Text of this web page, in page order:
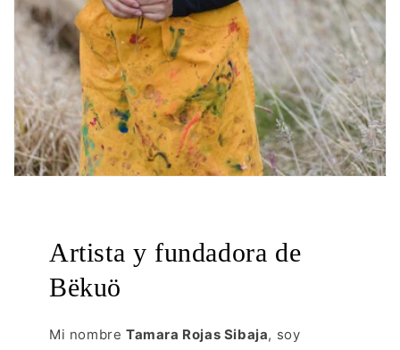
Artista y fundadora de
Bëkuö
Mi nombre Tamara Rojas Sibaja, soy